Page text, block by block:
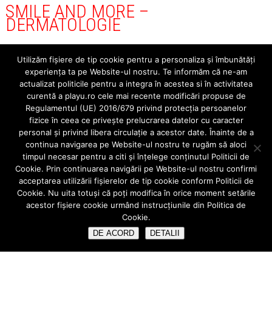
SMILE AND MORE –
DERMATOLOGIE
2 Toxina Botulinica 1 zona 150 EURO
2 zone 250 EURO
3 zone 300 EURO
3 Acid Hialuronic 1 ml 300 – 350 EURO
4 Excizie 300 – 500 RON/leziune
*Preturile in Euro sunt calculate la cursul BNR +1%.
Program DERMATOLOGIE:
Luni și Miercuri 10:00-17:00
Utilizăm fişiere de tip cookie pentru a personaliza și îmbunătăți
experiența ta pe Website-ul nostru. Te informăm că ne-am
actualizat politicile pentru a integra în acestea si în activitatea
curentă a playu.ro cele mai recente modificări propuse de
Regulamentul (UE) 2016/679 privind protecția persoanelor
fizice în ceea ce privește prelucrarea datelor cu caracter
personal și privind libera circulație a acestor date. Înainte de a
continua navigarea pe Website-ul nostru te rugăm să aloci
timpul necesar pentru a citi și înțelege conținutul Politicii de
Cookie. Prin continuarea navigării pe Website-ul nostru confirmi
acceptarea utilizării fişierelor de tip cookie conform Politicii de
Cookie. Nu uita totuși că poți modifica în orice moment setările
acestor fişiere cookie urmând instrucțiunile din Politica de
Cookie.
DE ACORD DETALII